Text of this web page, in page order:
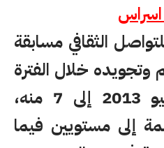
اسراس
الثقافي مسابقة
وتجويده خلال الفترة
الممتدة من 5 يونيو 2013 إلى 7 منه،
إلى مستويين فيما